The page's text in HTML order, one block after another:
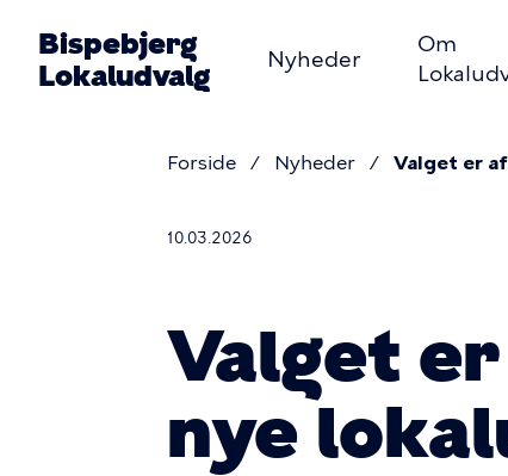
hovedindhold
Bispebjerg
Lokaludvalg
Nyheder
Om
Forside Nyheder Valget er
10.03.2026
Valget
nye